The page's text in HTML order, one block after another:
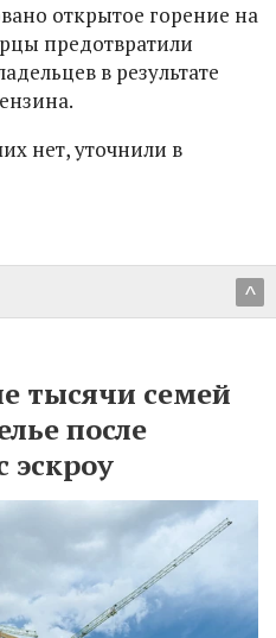
открытое горение на
предотвратили
в результате
нет, уточнили в
^
тысячи семей
после
эскроу